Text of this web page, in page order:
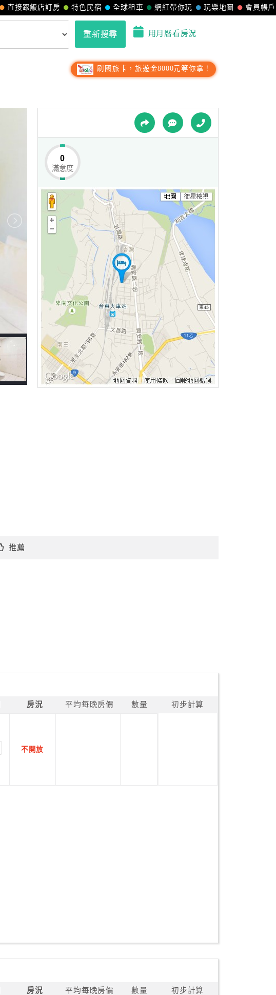
會員帳戶
玩樂地圖
網紅帶你玩
全球租車
特色民宿
直接跟飯店訂房
重新搜尋 用月曆看房況
刷國旅卡，旅遊金8000元等你拿！
0
滿意度
推薦
房況 平均每晚房價 數量 初步計算
不開放
房況 平均每晚房價 數量 初步計算